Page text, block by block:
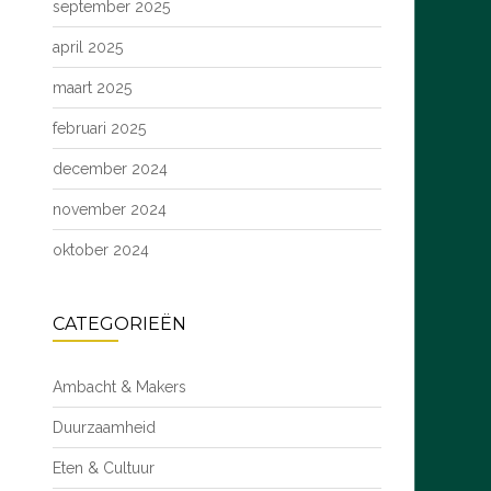
september 2025
april 2025
maart 2025
februari 2025
december 2024
november 2024
oktober 2024
CATEGORIEËN
Ambacht & Makers
Duurzaamheid
Eten & Cultuur